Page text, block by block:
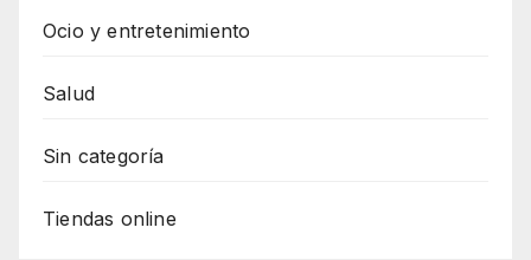
Ocio y entretenimiento
Salud
Sin categoría
Tiendas online